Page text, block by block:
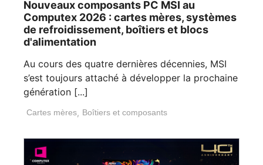
Nouveaux composants PC MSI au
Computex 2026 : cartes mères, systèmes
de refroidissement, boîtiers et blocs
d'alimentation
Au cours des quatre dernières décennies, MSI
s’est toujours attaché à développer la prochaine
génération [...]
Cartes mères, Boîtiers et composants